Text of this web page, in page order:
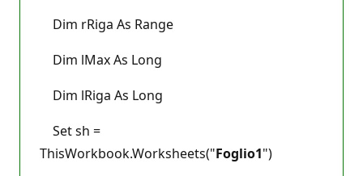
Dim rRiga As Range
Dim lMax As Long
Dim lRiga As Long
Set sh =
ThisWorkbook.Worksheets("Foglio1")